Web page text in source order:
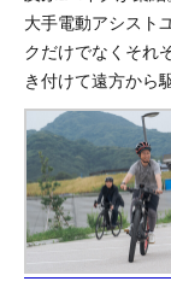
大手電動アシスト
クだけでなくそれ
き付けて遠方から